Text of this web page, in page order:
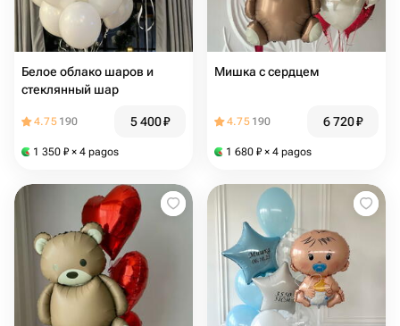
Белое облако шаров и
стеклянный шар
4.75 190 5 400₽
1 350 ₽ × 4 pagos
Мишка с сердцем
4.75 190 6 720₽
1 680 ₽ × 4 pagos